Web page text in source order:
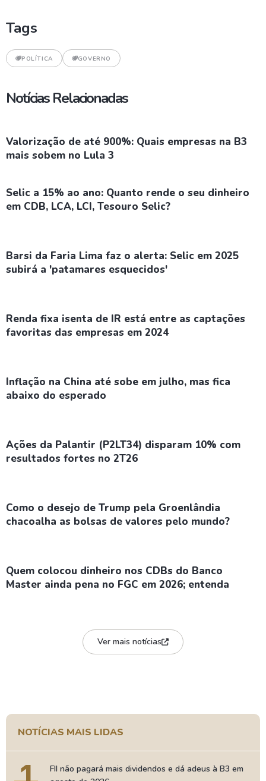
Tags
POLÍTICA GOVERNO
Notícias Relacionadas
Valorização de até 900%: Quais empresas na B3
mais sobem no Lula 3
Selic a 15% ao ano: Quanto rende o seu dinheiro
em CDB, LCA, LCI, Tesouro Selic?
Barsi da Faria Lima faz o alerta: Selic em 2025
subirá a 'patamares esquecidos'
Renda fixa isenta de IR está entre as captações
favoritas das empresas em 2024
Inflação na China até sobe em julho, mas fica
abaixo do esperado
Ações da Palantir (P2LT34) disparam 10% com
resultados fortes no 2T26
Como o desejo de Trump pela Groenlândia
chacoalha as bolsas de valores pelo mundo?
Quem colocou dinheiro nos CDBs do Banco
Master ainda pena no FGC em 2026; entenda
Ver mais notícias
NOTÍCIAS MAIS LIDAS
FII não pagará mais dividendos e dá adeus à B3 em